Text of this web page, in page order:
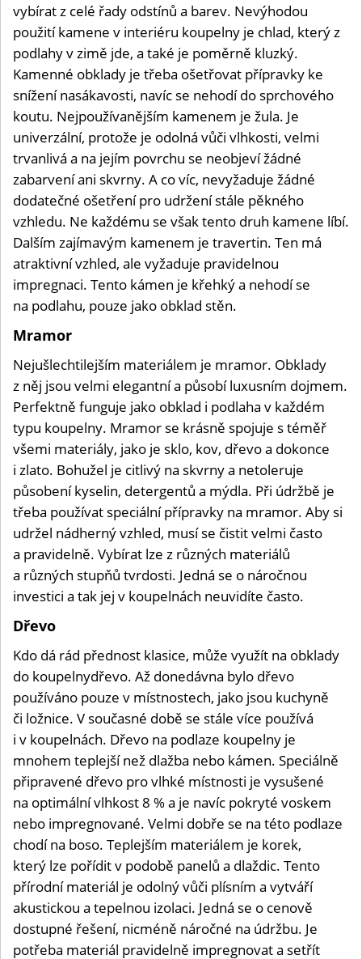
vybírat z celé řady odstínů a barev. Nevýhodou
použití kamene v interiéru koupelny je chlad, který z
podlahy v zimě jde, a také je poměrně kluzký.
Kamenné obklady je třeba ošetřovat přípravky ke
snížení nasákavosti, navíc se nehodí do sprchového
koutu. Nejpoužívanějším kamenem je žula. Je
univerzální, protože je odolná vůči vlhkosti, velmi
trvanlivá a na jejím povrchu se neobjeví žádné
zabarvení ani skvrny. A co víc, nevyžaduje žádné
dodatečné ošetření pro udržení stále pěkného
vzhledu. Ne každému se však tento druh kamene líbí.
Dalším zajímavým kamenem je travertin. Ten má
atraktivní vzhled, ale vyžaduje pravidelnou
impregnaci. Tento kámen je křehký a nehodí se
na podlahu, pouze jako obklad stěn.
Mramor
Nejušlechtilejším materiálem je mramor. Obklady
z něj jsou velmi elegantní a působí luxusním dojmem.
Perfektně funguje jako obklad i podlaha v každém
typu koupelny. Mramor se krásně spojuje s téměř
všemi materiály, jako je sklo, kov, dřevo a dokonce
i zlato. Bohužel je citlivý na skvrny a netoleruje
působení kyselin, detergentů a mýdla. Při údržbě je
třeba používat speciální přípravky na mramor. Aby si
udržel nádherný vzhled, musí se čistit velmi často
a pravidelně. Vybírat lze z různých materiálů
a různých stupňů tvrdosti. Jedná se o náročnou
investici a tak jej v koupelnách neuvidíte často.
Dřevo
Kdo dá rád přednost klasice, může využít na obklady
do koupelnydřevo. Až donedávna bylo dřevo
používáno pouze v místnostech, jako jsou kuchyně
či ložnice. V současné době se stále více používá
i v koupelnách. Dřevo na podlaze koupelny je
mnohem teplejší než dlažba nebo kámen. Speciálně
připravené dřevo pro vlhké místnosti je vysušené
na optimální vlhkost 8 % a je navíc pokryté voskem
nebo impregnované. Velmi dobře se na této podlaze
chodí na boso. Teplejším materiálem je korek,
který lze pořídit v podobě panelů a dlaždic. Tento
přírodní materiál je odolný vůči plísním a vytváří
akustickou a tepelnou izolaci. Jedná se o cenově
dostupné řešení, nicméně náročné na údržbu. Je
potřeba materiál pravidelně impregnovat a setřít